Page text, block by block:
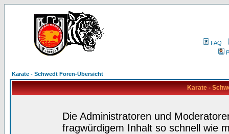
FAQ
Karate - Schwedt Foren-Übersicht
Karate -
Die Administratoren und
fragwürdigem Inhalt so schnell wie